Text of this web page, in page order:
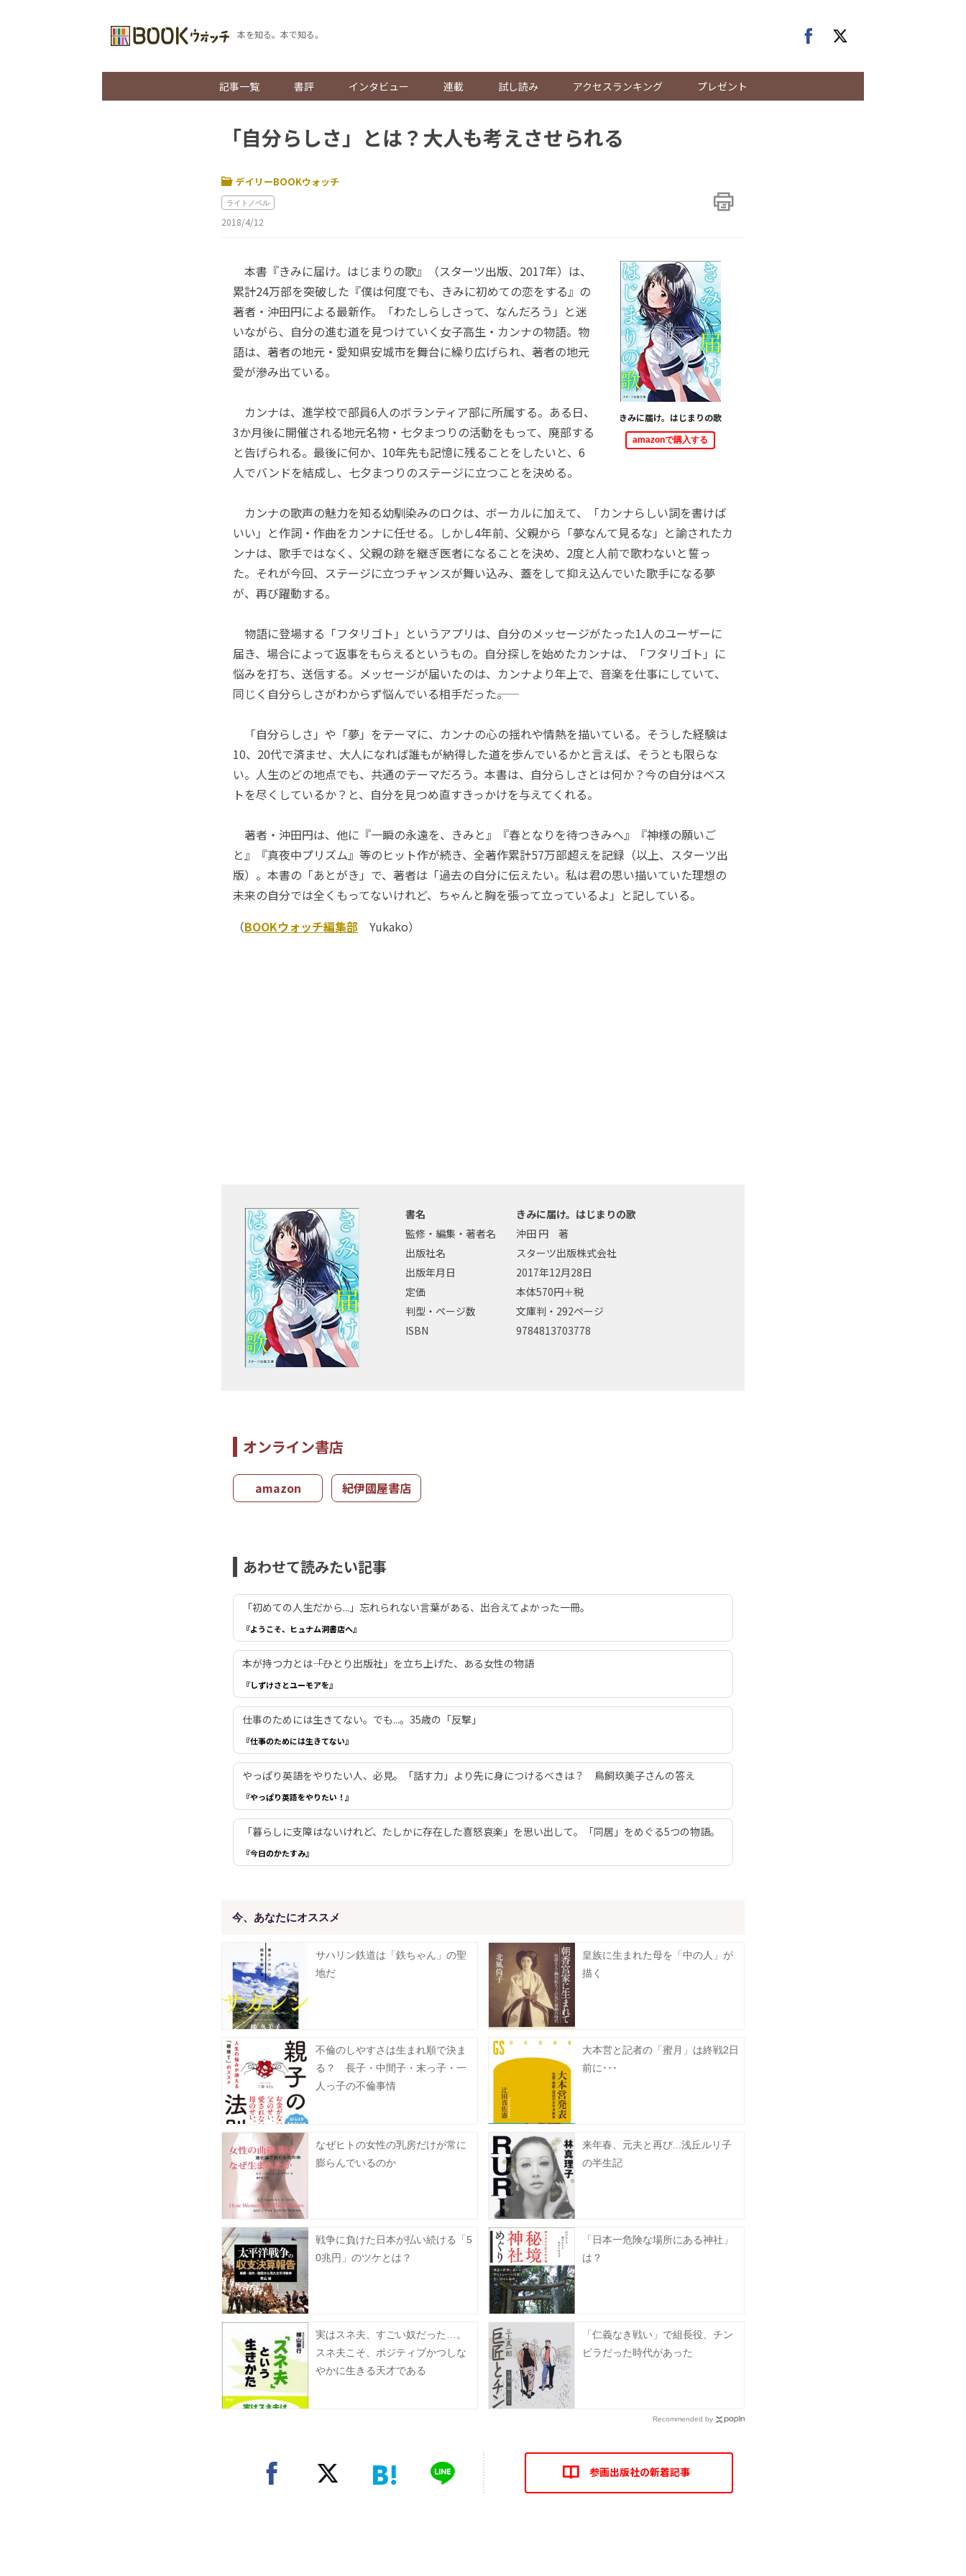
本を知る。本で知る。
記事一覧 書評 インタビュー 連載 試し読み アクセスランキング プレゼント
「自分らしさ」とは？大人も考えさせられる
デイリーBOOKウォッチ
ライトノベル
2018/4/12
きみに届け。はじまりの歌
amazonで購入する
本書『きみに届け。はじまりの歌』（スターツ出版、2017年）は、
累計24万部を突破した『僕は何度でも、きみに初めての恋をする』の
著者・沖田円による最新作。「わたしらしさって、なんだろう」と迷
いながら、自分の進む道を見つけていく女子高生・カンナの物語。物
語は、著者の地元・愛知県安城市を舞台に繰り広げられ、著者の地元
愛が滲み出ている。
カンナは、進学校で部員6人のボランティア部に所属する。ある日、
3か月後に開催される地元名物・七夕まつりの活動をもって、廃部する
と告げられる。最後に何か、10年先も記憶に残ることをしたいと、6
人でバンドを結成し、七夕まつりのステージに立つことを決める。
カンナの歌声の魅力を知る幼馴染みのロクは、ボーカルに加えて、「カンナらしい詞を書けば
いい」と作詞・作曲をカンナに任せる。しかし4年前、父親から「夢なんて見るな」と諭されたカ
ンナは、歌手ではなく、父親の跡を継ぎ医者になることを決め、2度と人前で歌わないと誓っ
た。それが今回、ステージに立つチャンスが舞い込み、蓋をして抑え込んでいた歌手になる夢
が、再び躍動する。
物語に登場する「フタリゴト」というアプリは、自分のメッセージがたった1人のユーザーに
届き、場合によって返事をもらえるというもの。自分探しを始めたカンナは、「フタリゴト」に
悩みを打ち、送信する。メッセージが届いたのは、カンナより年上で、音楽を仕事にしていて、
同じく自分らしさがわからず悩んでいる相手だった――。
「自分らしさ」や「夢」をテーマに、カンナの心の揺れや情熱を描いている。そうした経験は
10、20代で済ませ、大人になれば誰もが納得した道を歩んでいるかと言えば、そうとも限らな
い。人生のどの地点でも、共通のテーマだろう。本書は、自分らしさとは何か？今の自分はベス
トを尽くしているか？と、自分を見つめ直すきっかけを与えてくれる。
著者・沖田円は、他に『一瞬の永遠を、きみと』『春となりを待つきみへ』『神様の願いご
と』『真夜中プリズム』等のヒット作が続き、全著作累計57万部超えを記録（以上、スターツ出
版）。本書の「あとがき」で、著者は「過去の自分に伝えたい。私は君の思い描いていた理想の
未来の自分では全くもってないけれど、ちゃんと胸を張って立っているよ」と記している。
（BOOKウォッチ編集部 Yukako）
書名
きみに届け。はじまりの歌
監修・編集・著者名
沖田 円 著
出版社名
スターツ出版株式会社
出版年月日
2017年12月28日
定価
本体570円＋税
判型・ページ数
文庫判・292ページ
ISBN
9784813703778
オンライン書店
amazon 紀伊國屋書店
あわせて読みたい記事
「初めての人生だから...」忘れられない言葉がある、出合えてよかった一冊。
『ようこそ、ヒュナム洞書店へ』
本が持つ力とは――「ひとり出版社」を立ち上げた、ある女性の物語
『しずけさとユーモアを』
仕事のためには生きてない。でも...。35歳の「反撃」
『仕事のためには生きてない』
やっぱり英語をやりたい人、必見。「話す力」より先に身につけるべきは？ 鳥飼玖美子さんの答え
『やっぱり英語をやりたい！』
「暮らしに支障はないけれど、たしかに存在した喜怒哀楽」を思い出して。「同居」をめぐる5つの物語。
『今日のかたすみ』
今、あなたにオススメ
サハリン鉄道は「鉄ちゃん」の聖
地だ
皇族に生まれた母を「中の人」が
描く
不倫のしやすさは生まれ順で決ま
る？ 長子・中間子・末っ子・一
人っ子の不倫事情
大本営と記者の「蜜月」は終戦2日
前に･･･
なぜヒトの女性の乳房だけが常に
膨らんでいるのか
来年春、元夫と再び...浅丘ルリ子
の半生記
戦争に負けた日本が払い続ける「5
0兆円」のツケとは？
「日本一危険な場所にある神社」
は？
実はスネ夫、すごい奴だった…。
スネ夫こそ、ポジティブかつしな
やかに生きる天才である
「仁義なき戦い」で組長役、チン
ピラだった時代があった
Recommended by
参画出版社の新着記事